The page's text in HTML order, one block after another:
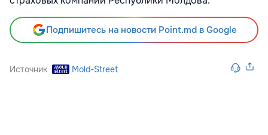
Подпишитесь на новости Point.md в Google
Источник Mold-Street